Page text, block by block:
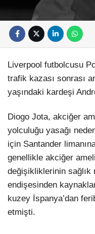
Liverpool futbolcusu
trafik kazası sonrası
yaşındaki kardeşi
Diogo Jota, akciğer
yolculuğu yasağı
için Santander
genellikle akciğer
değişikliklerinin
endişesinden
kuzey İspanya’dan
etmişti.